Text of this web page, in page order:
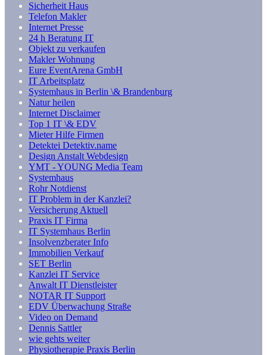
Sicherheit Haus
Telefon Makler
Internet Presse
24 h Beratung IT
Objekt zu verkaufen
Makler Wohnung
Eure EventArena GmbH
IT Arbeitsplatz
Systemhaus in Berlin \& Brandenburg
Natur heilen
Internet Disclaimer
Top 1 IT \& EDV
Mieter Hilfe Firmen
Detektei Detektiv.name
Design Anstalt Webdesign
YMT - YOUNG Media Team
Systemhaus
Rohr Notdienst
IT Problem in der Kanzlei?
Versicherung Aktuell
Praxis IT Firma
IT Systemhaus Berlin
Insolvenzberater Info
Immobilien Verkauf
SET Berlin
Kanzlei IT Service
Anwalt IT Dienstleister
NOTAR IT Support
EDV Überwachung Straße
Video on Demand
Dennis Sattler
wie gehts weiter
Physiotherapie Praxis Berlin